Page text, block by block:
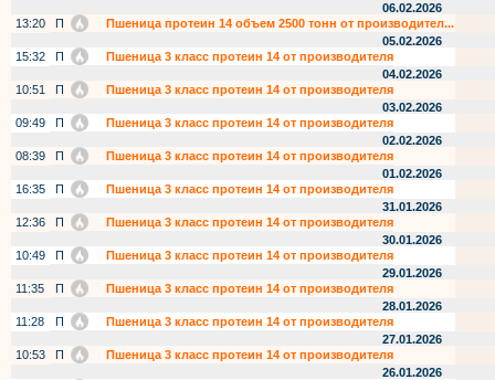
06.02.2026
13:20
П
Пшеница протеин 14 объем 2500 тонн от производител...
05.02.2026
15:32
П
Пшеница 3 класс протеин 14 от производителя
04.02.2026
10:51
П
Пшеница 3 класс протеин 14 от производителя
03.02.2026
09:49
П
Пшеница 3 класс протеин 14 от производителя
02.02.2026
08:39
П
Пшеница 3 класс протеин 14 от производителя
01.02.2026
16:35
П
Пшеница 3 класс протеин 14 от производителя
31.01.2026
12:36
П
Пшеница 3 класс протеин 14 от производителя
30.01.2026
10:49
П
Пшеница 3 класс протеин 14 от производителя
29.01.2026
11:35
П
Пшеница 3 класс протеин 14 от производителя
28.01.2026
11:28
П
Пшеница 3 класс протеин 14 от производителя
27.01.2026
10:53
П
Пшеница 3 класс протеин 14 от производителя
26.01.2026